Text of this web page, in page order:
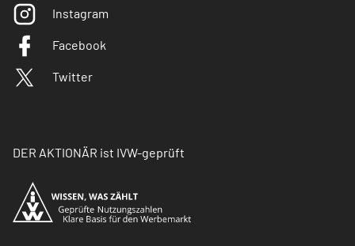
Instagram
Facebook
Twitter
DER AKTIONÄR ist IVW-geprüft